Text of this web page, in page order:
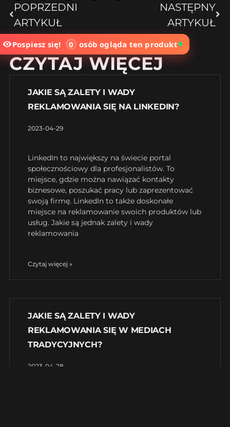
POPRZEDNI
ARTYKUŁ
NASTĘPNY
ARTYKUŁ
CZYTAJ WIĘCEJ
JAKIE SĄ ZALETY I WADY
REKLAMOWANIA SIĘ NA LINKEDIN?
2023-04-29
LinkedIn to największy na świecie portal
społecznościowy dla profesjonalistów. To
miejsce, gdzie można nawiązać kontakty
biznesowe, poszukać pracy lub zaprezentować
swoją firmę. LinkedIn to także doskonałe
miejsce na reklamowanie swoich produktów lub
usług. Jakie są jednak zalety i wady
reklamowania
Czytaj więcej »
JAKIE SĄ ZALETY I WADY
REKLAMOWANIA SIĘ W MEDIACH
TRADYCYJNYCH?
2023-04-28
Pospiesz się! 0 osób ogląda ten produkt